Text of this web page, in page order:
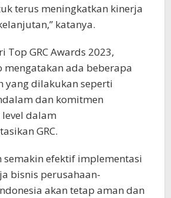
terus meningkatkan kinerja
katanya.
Top GRC Awards 2023,
mengatakan ada beberapa
yang dilakukan seperti
dan komitmen
dalam
GRC.
semakin efektif implementasi
bisnis perusahaan-
akan tetap aman dan